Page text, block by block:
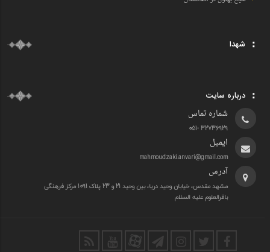
شهدا
درباره سایت
شماره تماس
32736929 -051
ایمیل
mahmoudzaki.anvari@gmail.com
آدرس
مشهد مقدس، خیابان وحید دریا، بین وحید 21 و 23 پلاک 1091 مرکز فرهنگی
باقرالعلوم علیه السلام